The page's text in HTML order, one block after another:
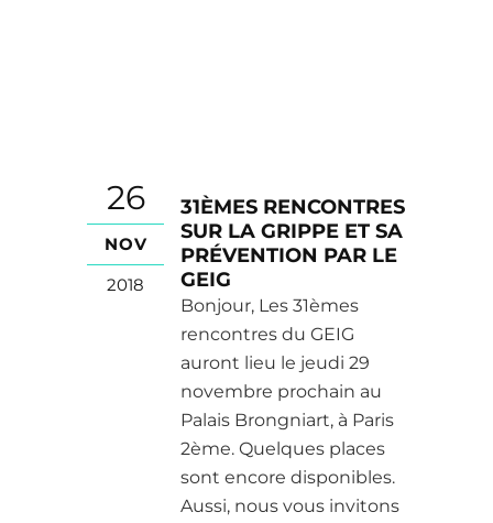
26
NOV
2018
31ÈMES RENCONTRES
SUR LA GRIPPE ET SA
PRÉVENTION PAR LE
GEIG
Bonjour, Les 31èmes
rencontres du GEIG
auront lieu le jeudi 29
novembre prochain au
Palais Brongniart, à Paris
2ème. Quelques places
sont encore disponibles.
Aussi, nous vous invitons